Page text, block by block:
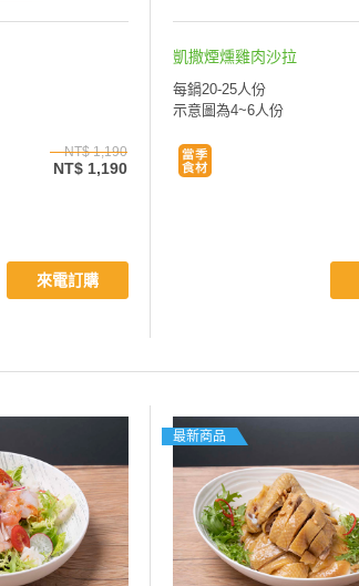
NT$ 1,190
NT$ 1,190
來電訂購
凱撒煙燻雞肉沙拉
每鍋20-25人份
示意圖為4~6人份
最新商品